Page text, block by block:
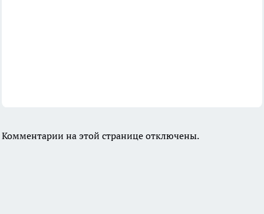
Комментарии на этой странице отключены.